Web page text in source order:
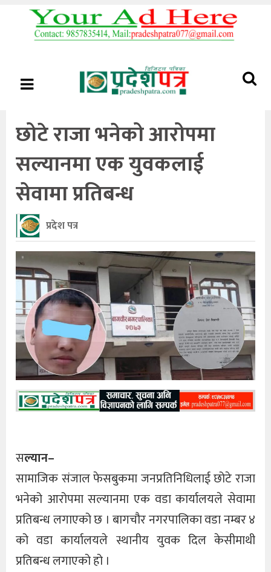
छोटे राजा भनेको आरोपमा
सल्यानमा एक युवकलाई
सेवामा प्रतिबन्ध
प्रदेश पत्र
सल्यान–
सामाजिक संजाल फेसबुकमा जनप्रतिनिधिलाई छोटे राजा
भनेको आरोपमा सल्यानमा एक वडा कार्यालयले सेवामा
प्रतिबन्ध लगाएको छ । बागचौर नगरपालिका वडा नम्बर ४
को वडा कार्यालयले स्थानीय युवक दिल केसीमाथी
प्रतिबन्ध लगाएको हो ।